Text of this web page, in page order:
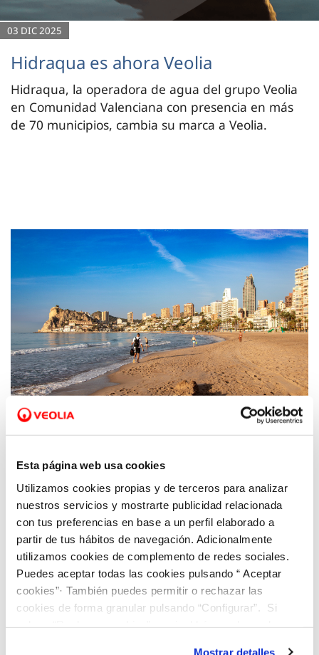
Esta página web usa cookies
Utilizamos cookies propias y de terceros para analizar
nuestros servicios y mostrarte publicidad relacionada
con tus preferencias en base a un perfil elaborado a
partir de tus hábitos de navegación. Adicionalmente
utilizamos cookies de complemento de redes sociales.
Puedes aceptar todas las cookies pulsando “ Aceptar
cookies”· También puedes permitir o rechazar las
cookies de forma granular pulsando “Configurar”. Si
Mostrar detalles
03 DIC 2025
Hidraqua es ahora Veolia
Hidraqua, la operadora de agua del grupo Veolia
en Comunidad Valenciana con presencia en más
de 70 municipios, cambia su marca a Veolia.
04 MAY 2026
sostenibilidad hídrica sean compatibles
gracias a la gestión inteligente del agua